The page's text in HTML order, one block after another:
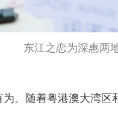
东江之恋为深惠两
随着粤港澳大湾区